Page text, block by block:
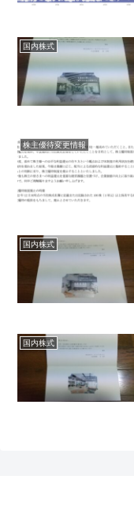
国内株式
株主優待変更情報
国内株式
国内株式